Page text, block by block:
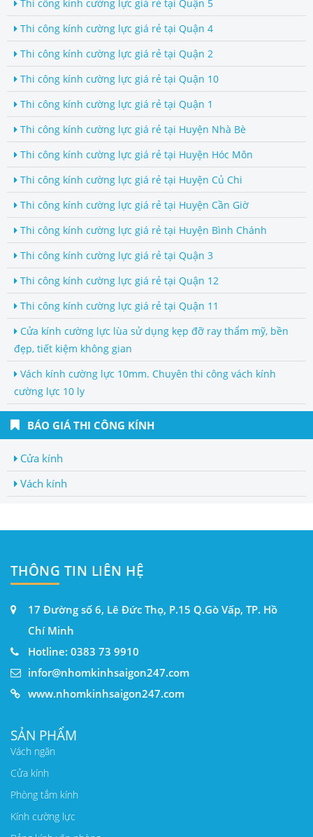
Thi công kính cường lực giá rẻ tại Quận 5
Thi công kính cường lực giá rẻ tại Quận 4
Thi công kính cường lực giá rẻ tại Quận 2
Thi công kính cường lực giá rẻ tại Quận 10
Thi công kính cường lực giá rẻ tại Quận 1
Thi công kính cường lực giá rẻ tại Huyện Nhà Bè
Thi công kính cường lực giá rẻ tại Huyện Hóc Môn
Thi công kính cường lực giá rẻ tại Huyện Củ Chi
Thi công kính cường lực giá rẻ tại Huyện Cần Giờ
Thi công kính cường lực giá rẻ tại Huyện Bình Chánh
Thi công kính cường lực giá rẻ tại Quận 3
Thi công kính cường lực giá rẻ tại Quận 12
Thi công kính cường lực giá rẻ tại Quận 11
Cửa kính cường lực lùa sử dụng kẹp đỡ ray thẩm mỹ, bền
đẹp, tiết kiệm không gian
Vách kính cường lực 10mm. Chuyên thi công vách kính
cường lực 10 ly
BÁO GIÁ THI CÔNG KÍNH
Cửa kính
Vách kính
THÔNG TIN LIÊN HỆ
17 Đường số 6, Lê Đức Thọ, P.15 Q.Gò Vấp, TP. Hồ
Chí Minh
Hotline: 0383 73 9910
infor@nhomkinhsaigon247.com
www.nhomkinhsaigon247.com
SẢN PHẨM
Vách ngăn
Cửa kính
Phòng tắm kính
Kính cường lực